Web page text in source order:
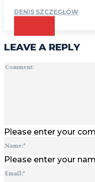
DENIS SZCZEGŁÓW
LEAVE A REPLY
Please enter your
Please enter your